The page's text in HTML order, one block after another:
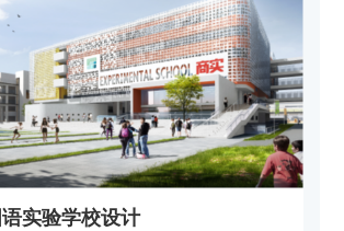
实验学校设计